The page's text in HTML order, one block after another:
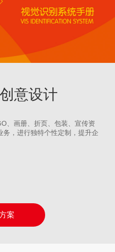
意设计
、画册、折页、包装、宣传资
，进行独特个性定制，提升企
案